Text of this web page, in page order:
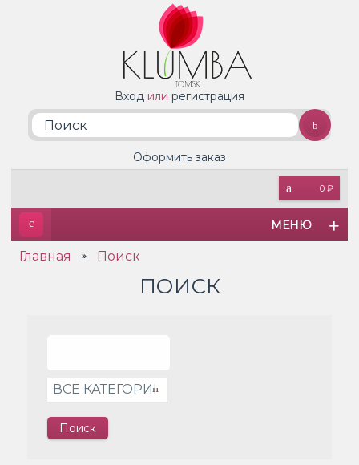
Вход или регистрация
0 ₽
Оформить заказ
МЕНЮ
Главная » Поиск
ПОИСК